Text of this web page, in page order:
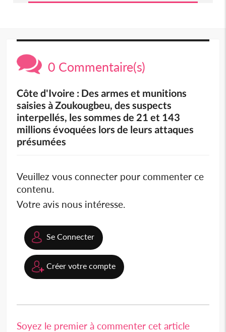
0 Commentaire(s)
Côte d'Ivoire : Des armes et munitions
saisies à Zoukougbeu, des suspects
interpellés, les sommes de 21 et 143
millions évoquées lors de leurs attaques
présumées
Veuillez vous connecter pour commenter ce
contenu.
Votre avis nous intéresse.
Se Connecter
Créer votre compte
Soyez le premier à commenter cet article